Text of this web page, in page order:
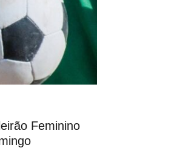
Feminino